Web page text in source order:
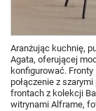
Aranżując kuchnię,
Agata, oferującej
konfigurować.
połączenie z
frontach z kolekcji
witrynami Alframe,